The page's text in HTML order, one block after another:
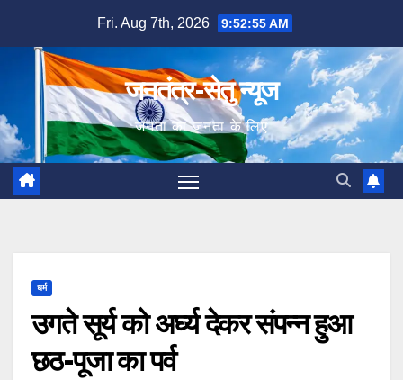
content
Fri. Aug 7th, 2026 9:52:56 AM
जनतंत्र-सेतु न्यूज
जनता का जनता के लिए
धर्म
उगते सूर्य को अर्घ्य देकर संपन्न हुआ
छठ-पूजा का पर्व